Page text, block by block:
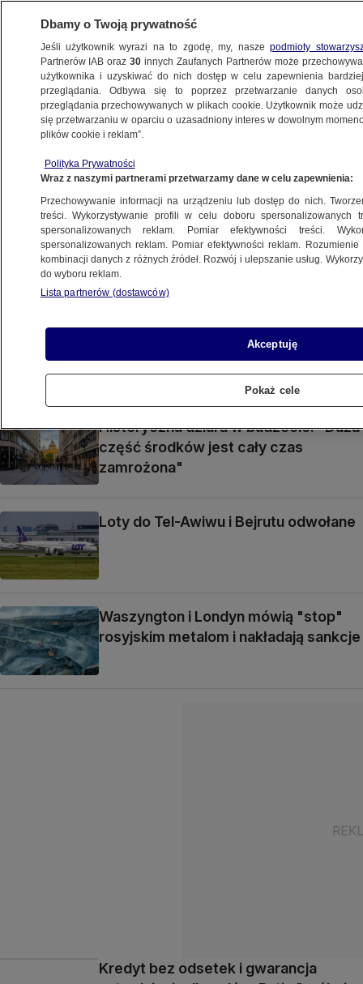
BIZNES
ZE ŚWIATA
Musk szykuje duże zwolnienia.
"Podjęliśmy trudną decyzję"
Dzicy lokatorzy przejęli lokal znanego
restauratora
Reakcja rynków na atak. "Złoty i giełda
powinny odreagować, jeśli nie będzie
dalszej eskalacji"
Historyczna dziura w budżecie. "Duża
część środków jest cały czas
zamrożona"
Loty do Tel-Awiwu i Bejrutu odwołane
Waszyngton i Londyn mówią "stop"
rosyjskim metalom i nakładają sankcje
Kredyt bez odsetek i gwarancja
Dbamy o Twoją prywatność
Jeśli użytkownik wyrazi na to zgodę, my, naszepodmioty
Partnerów IAB oraz30 innych Zaufanych Partnerów może
użytkownika i uzyskiwać do nich dostęp w celu zapewnienia
przeglądania. Odbywa się to poprzez przetwarzanie danych
przeglądania przechowywanych w plikach cookie. Użytkownik może
się przetwarzaniu w oparciu o uzasadniony interes w dowolnym
plików cookie i reklam”.
Polityka Prywatności
Wraz z naszymi partnerami przetwarzamy dane w celu zapewnienia:
Przechowywanie informacji na urządzeniu lub dostęp do nich.
treści. Wykorzystywanie profili w celu doboru spersonalizowanych
spersonalizowanych reklam. Pomiar efektywności treści.
spersonalizowanych reklam. Pomiar efektywności reklam.
kombinacji danych z różnych źródeł. Rozwój i ulepszanie usług.
do wyboru reklam.
Lista partnerów (dostawców)
Akceptuję
Pokaż cele